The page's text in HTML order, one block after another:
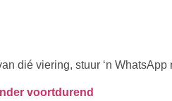
dié viering, stuur ‘n WhatsApp
voortdurend